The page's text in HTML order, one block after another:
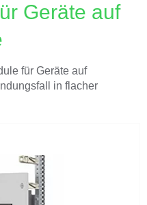
Geräte auf
für Geräte auf
in flacher